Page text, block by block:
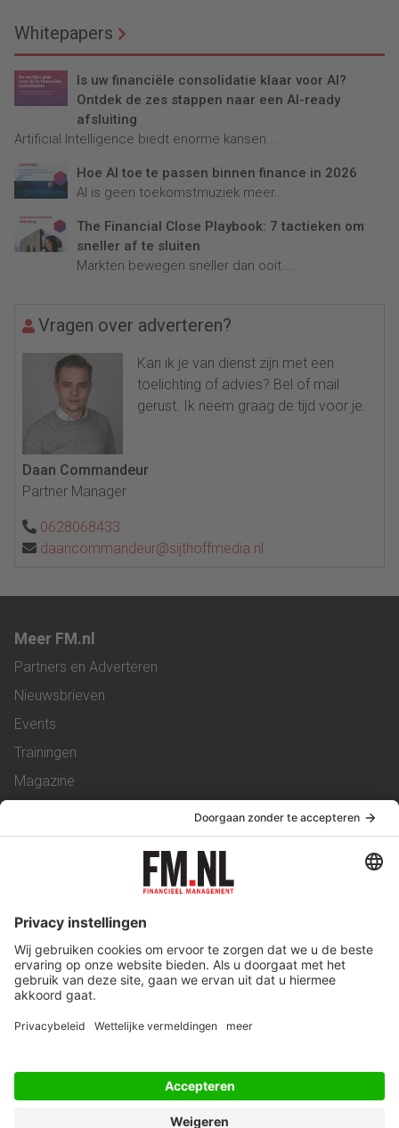
Whitepapers
Is uw financiële consolidatie klaar voor AI?
Ontdek de zes stappen naar een AI-ready
afsluiting
Artificial Intelligence biedt enorme kansen...
Hoe AI toe te passen binnen finance in 2026
AI is geen toekomstmuziek meer...
The Financial Close Playbook: 7 tactieken om
sneller af te sluiten
Markten bewegen sneller dan ooit....
Vragen over adverteren?
Kan ik je van dienst zijn met een
toelichting of advies? Bel of mail
gerust. Ik neem graag de tijd voor je.
Daan Commandeur
Partner Manager
0628068433
daancommandeur@sijthoffmedia.nl
Meer FM.nl
Partners en Adverteren
Nieuwsbrieven
Events
Trainingen
Magazine
Service & Contact
Werken bij ons
Privacy Statement
Algemene Voorwaarden